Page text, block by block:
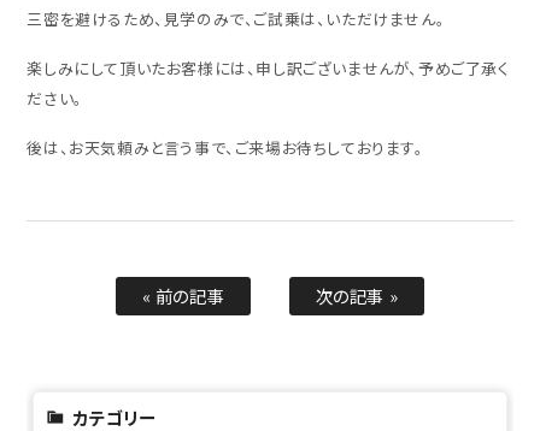
三密を避けるため、見学のみで、ご試乗は、いただけません。
楽しみにして頂いたお客様には、申し訳ございませんが、予めご了承く
ださい。
後は、お天気頼みと言う事で、ご来場お待ちしております。
« 前の記事 次の記事 »
カテゴリー